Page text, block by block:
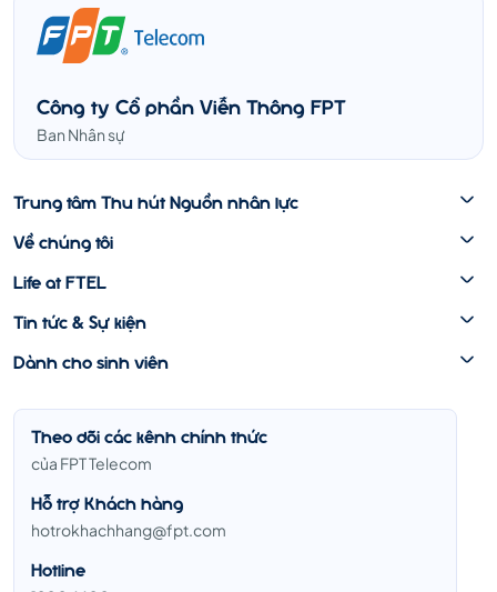
Công ty Cổ phần Viễn Thông FPT
Ban Nhân sự
Trung tâm Thu hút Nguồn nhân lực
Về chúng tôi
Life at FTEL
Tin tức & Sự kiện
Dành cho sinh viên
Theo dõi các kênh chính thức
của FPT Telecom
Hỗ trợ Khách hàng
hotrokhachhang@fpt.com
Hotline